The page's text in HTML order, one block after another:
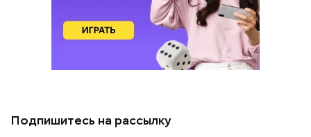
Подпишитесь на рассылку